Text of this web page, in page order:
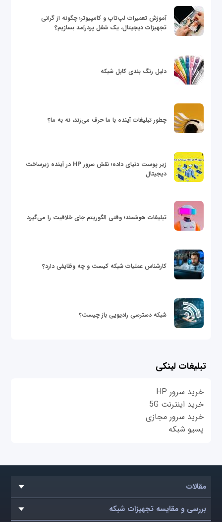
آموزش تعمیرات لپ‌تاپ و کامپیوتر؛ چگونه از گرانی
تجهیزات دیجیتال، یک شغل پردرآمد بسازیم؟
دلیل رنگ بندی کابل شبکه
چطور تبلیغات آینده با ما حرف می‌زند، نه به ما؟
زیر پوست دنیای داده؛ نقش سرور HP در آینده زیرساخت
دیجیتال
تبلیغات هوشمند؛ وقتی الگوریتم جای خلاقیت را می‌گیرد
کارشناس عملیات شبکه کیست و چه وظایفی دارد؟
شبکه دسترسی رادیویی باز چیست؟
تبلیغات لینکی
خرید سرور HP
خرید اینترنت 5G
خرید سرور مجازی
پسیو شبکه
مقالات
بررسی و مقایسه تجهیزات شبکه